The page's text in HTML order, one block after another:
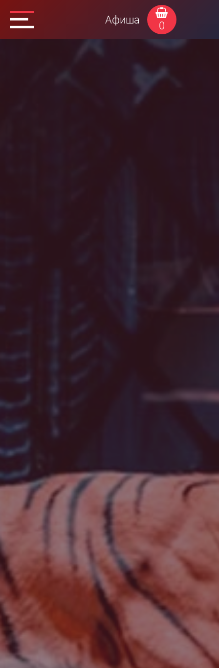
Афиша 0